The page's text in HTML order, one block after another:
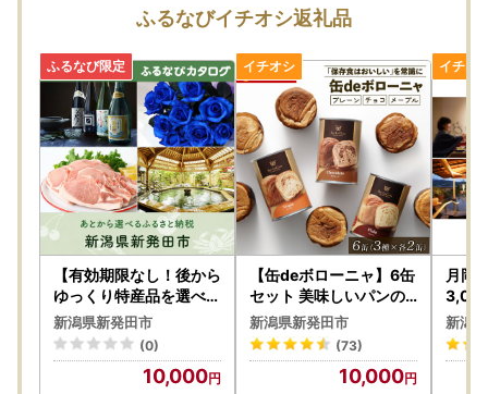
ふるなびイチオシ返礼品
【有効期限なし！後から
ゆっくり特産品を選べる
】新潟県新発田市カタロ
グポイント
新潟県新発田市
(0)
10,000
【缶deボローニャ】6缶
セット 美味しいパンの
非常食｜ 非常食
新潟県新発田市
(73)
10,000
月岡
人に
県 新
新潟